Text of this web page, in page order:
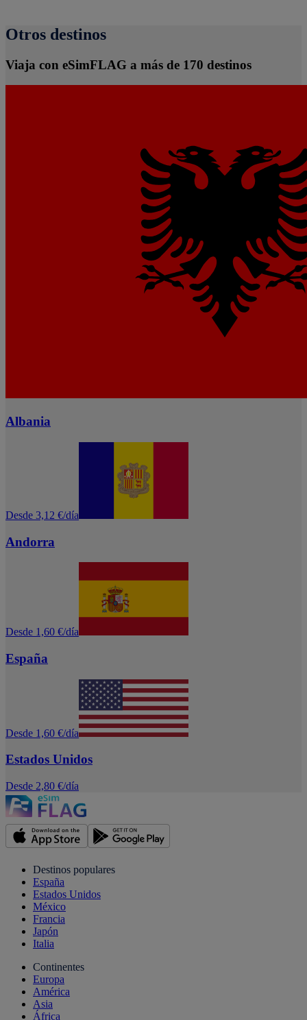
Otros destinos
Viaja con eSimFLAG a más de 170 destinos
Albania
Desde 3,12 €/día
Andorra
Desde 1,60 €/día
España
Desde 1,60 €/día
Estados Unidos
Desde 2,80 €/día
Destinos populares
España
Estados Unidos
México
Francia
Japón
Italia
Continentes
Europa
América
Asia
África